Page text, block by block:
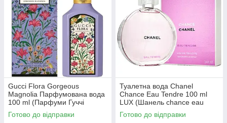
Gucci Flora Gorgeous
Magnolia Парфумована вода
100 ml (Парфуми Гуччі
Флора Горджес Магнолія
Парфуми Жіночі)
Готово до відправки
Туалетна вода Chanel
Chance Eau Tendre 100 ml
LUX (Шанель chance eau
tendre Парфуми тендер
Жіночі)
Готово до відправки